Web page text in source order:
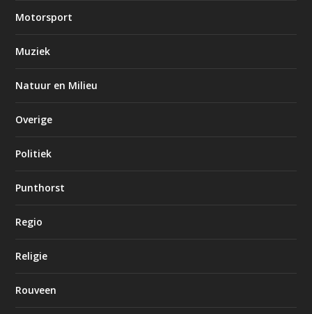
Motorsport
Muziek
Natuur en Milieu
Overige
Politiek
Punthorst
Regio
Religie
Rouveen